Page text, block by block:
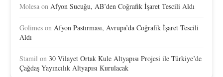
Molesa on Afyon Sucuğu, AB’den Coğrafik İşaret Tescili Aldı
Golimes on Afyon Pastırması, Avrupa’da Coğrafik İşaret Tescili
Aldı
Stamil on 30 Vilayet Ortak Kule Altyapısı Projesi ile Türkiye’de
Çağdaş Yayıncılık Altyapısı Kurulacak